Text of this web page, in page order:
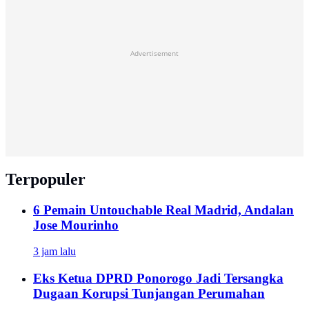
Advertisement
Terpopuler
6 Pemain Untouchable Real Madrid, Andalan
Jose Mourinho
3 jam lalu
Eks Ketua DPRD Ponorogo Jadi Tersangka
Dugaan Korupsi Tunjangan Perumahan